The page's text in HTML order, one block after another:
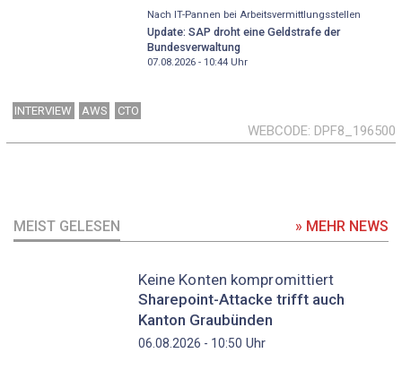
Nach IT-Pannen bei Arbeitsvermittlungsstellen
Update: SAP droht eine Geldstrafe der
Bundesverwaltung
07.08.2026 - 10:44Uhr
INTERVIEW AWS CTO
WEBCODE DPF8_196500
MEIST GELESEN » MEHR NEWS
Keine Konten kompromittiert
Sharepoint-Attacke trifft auch
Kanton Graubünden
06.08.2026 - 10:50 Uhr